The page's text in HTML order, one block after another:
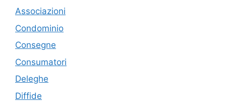
Associazioni
Condominio
Consegne
Consumatori
Deleghe
Diffide